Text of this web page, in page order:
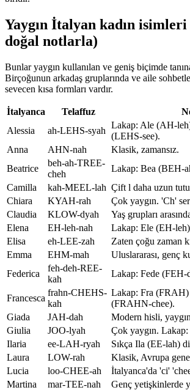
Yaygın İtalyan kadın
doğal notlarla)
Bunlar yaygın kullanılan ve geniş biçimde
Birçoğunun arkadaş gruplarında ve aile
sevecen kısa formları vardır.
İtalyanca Telaffuz
Alessia
ah-LEHS-syah
Lakap: Ale (AH-
(LEHS-see).
Anna
AHN-nah
Klasik, zamansız.
Beatrice
beh-ah-TREE-
cheh
Lakap: Bea (BEH-
Camilla
kah-MEEL-lah Çift l daha uzun
Chiara
KYAH-rah
Çok yaygın. 'Ch'
Claudia
KLOW-dyah
Yaş grupları
Elena
EH-leh-nah
Lakap: Ele (EH-
Elisa
eh-LEE-zah
Zaten çoğu zaman
Emma
EHM-mah
Uluslararası, genç
Federica
feh-deh-REE-
kah
Lakap: Fede (FEH-
Francesca
frahn-CHEHS-
kah
Lakap: Fra (FRAH)
(FRAHN-chee).
Giada
JAH-dah
Modern hisli,
Giulia
JOO-lyah
Çok yaygın.
Ilaria
ee-LAH-ryah
Sıkça Ila (EE-lah)
Laura
LOW-rah
Klasik, Avrupa
Lucia
loo-CHEE-ah
İtalyanca'da 'ci'
Martina
mar-TEE-nah
Genç yetişkinlerde